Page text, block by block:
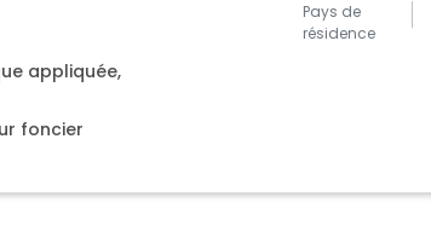
Pays de
résidence
appliquée,
foncier